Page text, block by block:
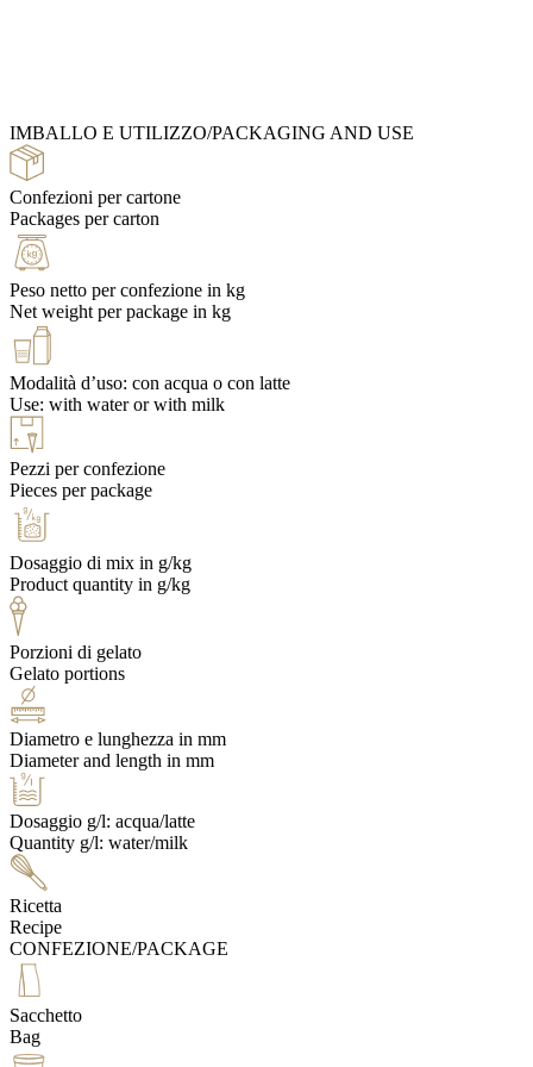
Recipe Books
IMBALLO E UTILIZZO/PACKAGING AND USE
Confezioni per cartone
Packages per carton
Peso netto per confezione in kg
Net weight per package in kg
Modalità d’uso: con acqua o con latte
Use: with water or with milk
Pezzi per confezione
Pieces per package
Dosaggio di mix in g/kg
Product quantity in g/kg
Porzioni di gelato
Gelato portions
Diametro e lunghezza in mm
Diameter and length in mm
Dosaggio g/l: acqua/latte
Quantity g/l: water/milk
Ricetta
Recipe
CONFEZIONE/PACKAGE
Sacchetto
Bag